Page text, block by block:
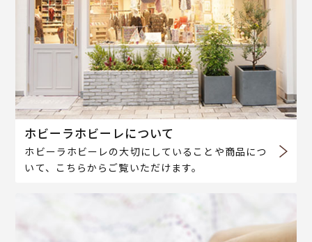
ホビーラホビーレについて
ホビーラホビーレの大切にしていることや商品につ
いて、こちらからご覧いただけます。